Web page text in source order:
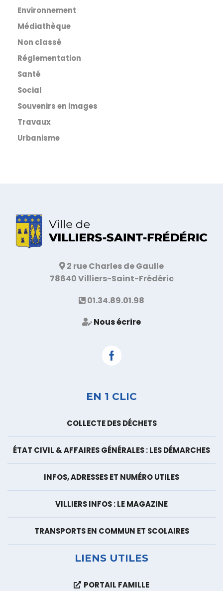
Environnement
Médiathèque
Non classé
Réglementation
Santé
Social
Souvenirs en images
Travaux
Urbanisme
2 rue Charles de Gaulle
78640 Villiers-Saint-Frédéric
01.34.89.01.98
Nous écrire
Facebook
EN 1 CLIC
COLLECTE DES DÉCHETS
ÉTAT CIVIL & AFFAIRES GÉNÉRALES : LES DÉMARCHES
INFOS, ADRESSES ET NUMÉRO UTILES
VILLIERS INFOS : LE MAGAZINE
TRANSPORTS EN COMMUN ET SCOLAIRES
LIENS UTILES
PORTAIL FAMILLE